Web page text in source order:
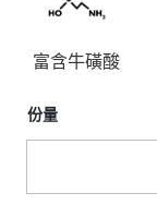
富含牛磺酸
份量